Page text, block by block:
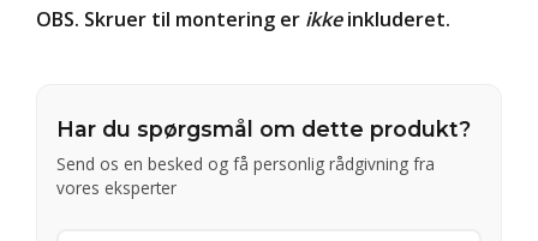
OBS. Skruer til montering er ikkeinkluderet.
Har du spørgsmål om dette produkt?
Send os en besked og få personlig rådgivning fra
vores eksperter